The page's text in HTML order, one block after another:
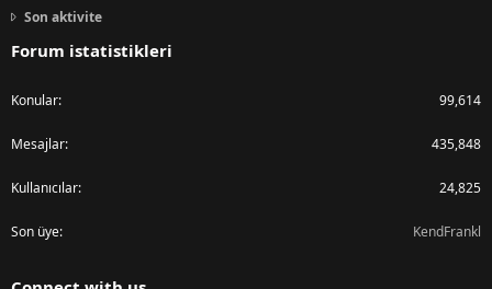
Son aktivite
Forum istatistikleri
Konular 99,614
Mesajlar 435,848
Kullanıcılar 24,825
Son üye KendFrankl